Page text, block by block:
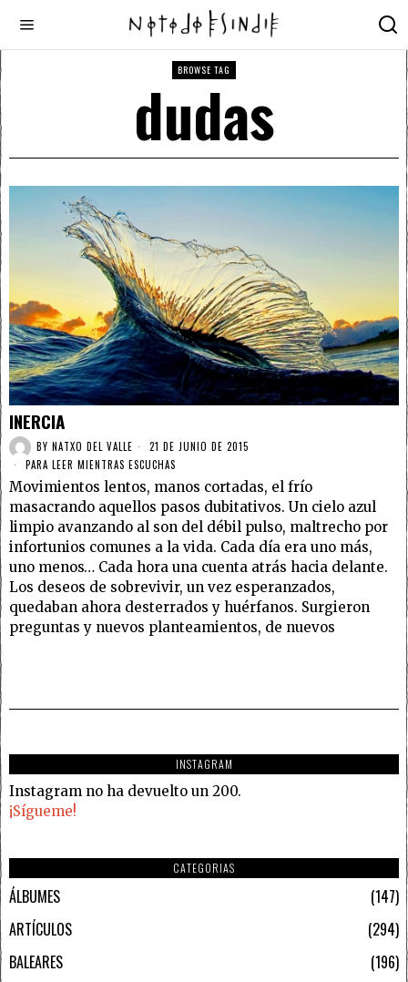
BROWSE TAG
dudas
INERCIA
BY NATXO DEL VALLE
21 DE JUNIO DE 2015
PARA LEER MIENTRAS ESCUCHAS
Movimientos lentos, manos cortadas, el frío
masacrando aquellos pasos dubitativos. Un cielo azul
limpio avanzando al son del débil pulso, maltrecho por
infortunios comunes a la vida. Cada día era uno más,
uno menos… Cada hora una cuenta atrás hacia delante.
Los deseos de sobrevivir, un vez esperanzados,
quedaban ahora desterrados y huérfanos. Surgieron
preguntas y nuevos planteamientos, de nuevos
INSTAGRAM
Instagram no ha devuelto un 200.
¡Sígueme!
CATEGORIAS
ÁLBUMES
147
ARTÍCULOS
294
BALEARES
196